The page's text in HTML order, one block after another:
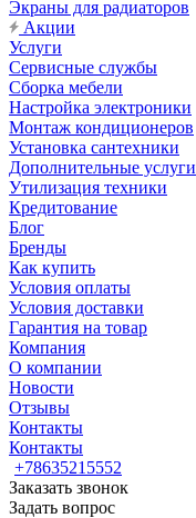
Экраны для радиаторов
Акции
Услуги
Сервисные службы
Сборка мебели
Настройка электроники
Монтаж кондиционеров
Установка сантехники
Дополнительные услуги
Утилизация техники
Кредитование
Блог
Бренды
Как купить
Условия оплаты
Условия доставки
Гарантия на товар
Компания
О компании
Новости
Отзывы
Контакты
Контакты
+78635215552
Заказать звонок
Задать вопрос